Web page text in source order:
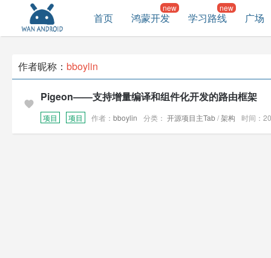
首页 鸿蒙开发 学习路线 广场
作者昵称： bboylin
Pigeon——支持增量编译和组件化开发的路由框架
项目 项目 作者： bboylin 分类： 开源项目主Tab/架构 时间：